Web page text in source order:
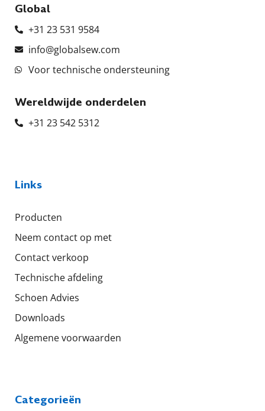
Global
+31 23 531 9584
info@globalsew.com
Voor technische ondersteuning
Wereldwijde onderdelen
+31 23 542 5312
Links
Producten
Neem contact op met
Contact verkoop
Technische afdeling
Schoen Advies
Downloads
Algemene voorwaarden
Categorieën